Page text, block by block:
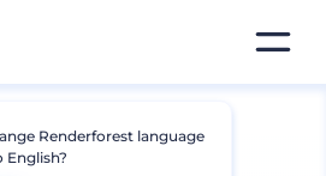
Renderforest language
English?